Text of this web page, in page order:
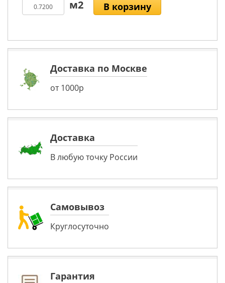
В корзину
Доставка по Москве
от 1000р
Доставка
В любую точку России
Самовывоз
Круглосуточно
Гарантия